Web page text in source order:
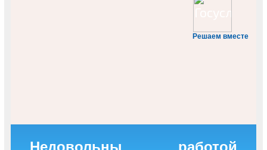
Решаем вместе
Недовольны работой